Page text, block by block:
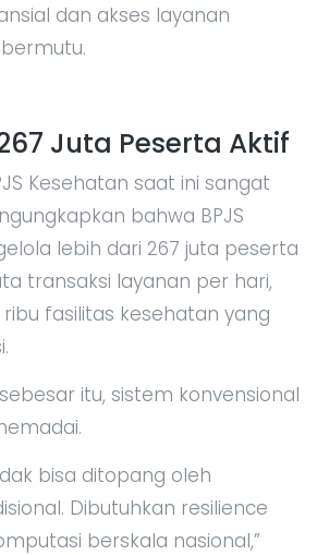
dan akses layanan
Juta Peserta Aktif
Kesehatan saat ini sangat
bahwa BPJS
lebih dari 267 juta peserta
transaksi layanan per hari,
fasilitas kesehatan yang
itu, sistem konvensional
bisa ditopang oleh
Dibutuhkan resilience
berskala nasional,”